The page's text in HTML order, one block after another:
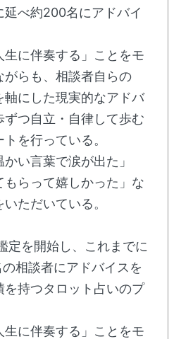
延べ約200名にアドバイ
生に伴奏する」ことをモ
がらも、相談者自らの
軸にした現実的なアドバ
ずつ自立・自律して歩む
を行っている。
い言葉で涙が出た」
もらって嬉しかった」な
ただいている。
定を開始し、これまでに
相談者にアドバイスを
を持つタロット占いのプ
生に伴奏する」ことをモ